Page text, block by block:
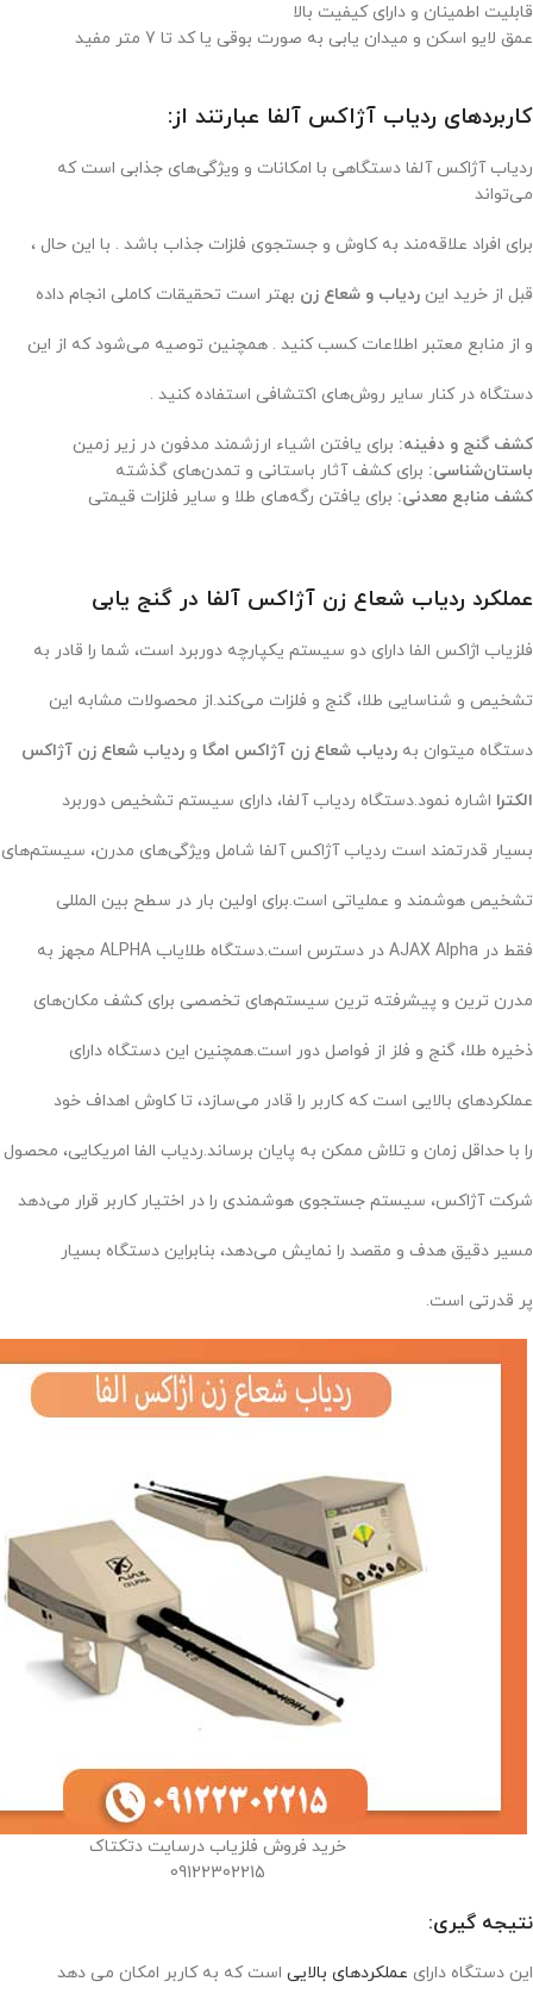
قابلیت اطمینان و دارای کیفیت بالا
عمق لایو اسکن و میدان یابی به صورت بوقی یا کد تا 7 متر مفید
کاربردهای ردیاب آژاکس آلفا عبارتند از:
ردیاب آژاکس آلفا دستگاهی با امکانات و ویژگی‌های جذابی است که
می‌تواند
برای افراد علاقه‌مند به کاوش و جستجوی فلزات جذاب باشد . با این حال ،
قبل از خرید این ردیاب و شعاع زن بهتر است تحقیقات کاملی انجام داده
و از منابع معتبر اطلاعات کسب کنید . همچنین توصیه می‌شود که از این
دستگاه در کنار سایر روش‌های اکتشافی استفاده کنید .
کشف گنج و دفینه: برای یافتن اشیاء ارزشمند مدفون در زیر زمین
باستان‌شناسی: برای کشف آثار باستانی و تمدن‌های گذشته
کشف منابع معدنی: برای یافتن رگه‌های طلا و سایر فلزات قیمتی
عملکرد ردیاب شعاع زن آژاکس آلفا در گنج یابی
فلزیاب اژاکس الفا دارای دو سیستم یکپارچه دوربرد است، شما را قادر به
تشخیص و شناسایی طلا، گنج و فلزات می‌کند.از محصولات مشابه این
دستگاه میتوان به ردیاب شعاع زن آژاکس امگا و ردیاب شعاع زن آژاکس
الکترا اشاره نمود.دستگاه ردیاب آلفا، دارای سیستم تشخیص دوربرد
بسیار قدرتمند است ردیاب آژاکس آلفا شامل ویژگی‌های مدرن، سیستم‌های
تشخیص هوشمند و عملیاتی است.برای اولین بار در سطح بین المللی
فقط در AJAX Alpha در دسترس است.دستگاه طلایاب ALPHA مجهز به
مدرن ترین و پیشرفته ترین سیستم‌های تخصصی برای کشف مکان‌های
ذخیره طلا، گنج و فلز از فواصل دور است.همچنین این دستگاه دارای
عملکردهای بالایی است که کاربر را قادر می‌سازد، تا کاوش اهداف خود
را با حداقل زمان و تلاش ممکن به پایان برساند.ردیاب الفا امریکایی، محصول
شرکت آژاکس، سیستم جستجوی هوشمندی را در اختیار کاربر قرار می‌دهد
مسیر دقیق هدف و مقصد را نمایش می‌دهد، بنابراین دستگاه بسیار
پر قدرتی است.
خرید فروش فلزیاب درسایت دتکتاک
09122302215
نتیجه گیری:
این دستگاه دارای عملکردهای بالایی است که به کاربر امکان می دهد